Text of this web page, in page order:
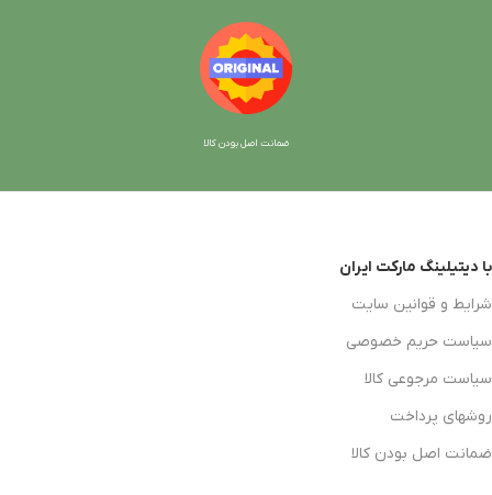
ضمانت اصل بودن کالا
با دیتیلینگ مارکت ایران
شرایط و قوانین سایت
سیاست حریم خصوصی
سیاست مرجوعی کالا
روشهای پرداخت
ضمانت اصل بودن کالا